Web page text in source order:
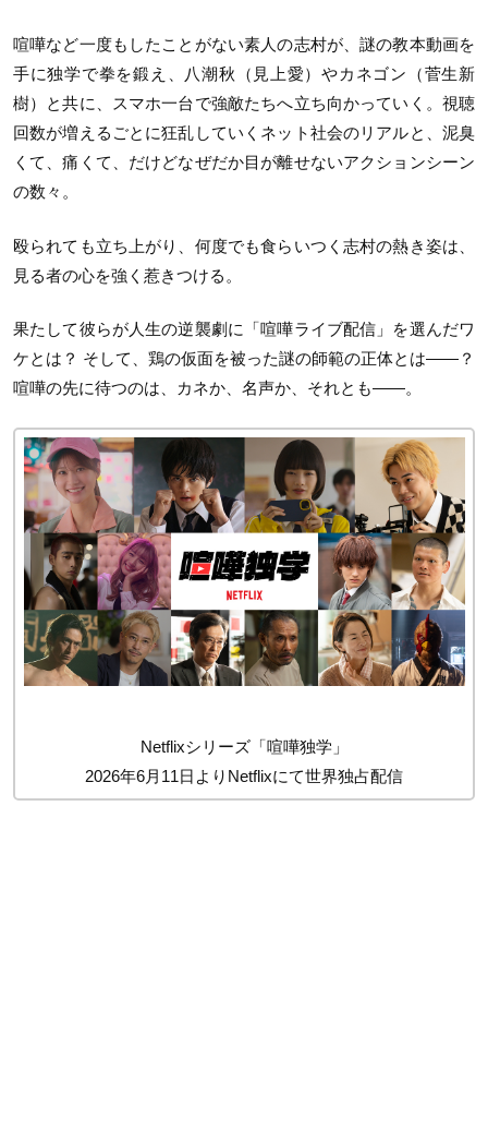
喧嘩など一度もしたことがない素人の志村が、謎の教本動画を
手に独学で拳を鍛え、八潮秋（見上愛）やカネゴン（菅生新
樹）と共に、スマホ一台で強敵たちへ立ち向かっていく。視聴
回数が増えるごとに狂乱していくネット社会のリアルと、泥臭
くて、痛くて、だけどなぜだか目が離せないアクションシーン
の数々。
殴られても立ち上がり、何度でも食らいつく志村の熱き姿は、
見る者の心を強く惹きつける。
果たして彼らが人生の逆襲劇に「喧嘩ライブ配信」を選んだワ
ケとは？ そして、鶏の仮面を被った謎の師範の正体とは——？
喧嘩の先に待つのは、カネか、名声か、それとも——。
Netflixシリーズ「喧嘩独学」
2026年6月11日よりNetflixにて世界独占配信